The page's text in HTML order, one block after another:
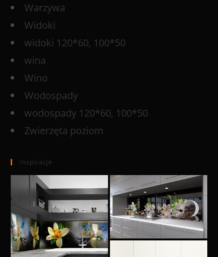
Warzywa
Widoki
widoki 120*60, 100*50
wina
Wino
Wodospady
wodospady 120*60, 100*50
Zwierzęta poziom
Inspiracje